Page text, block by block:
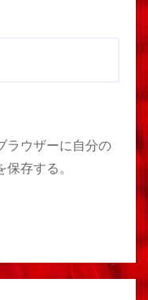
ラウザーに自分の
存する。